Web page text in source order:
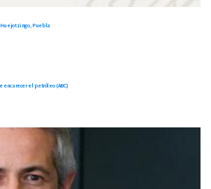
Puebla
el petróleo (ABC)